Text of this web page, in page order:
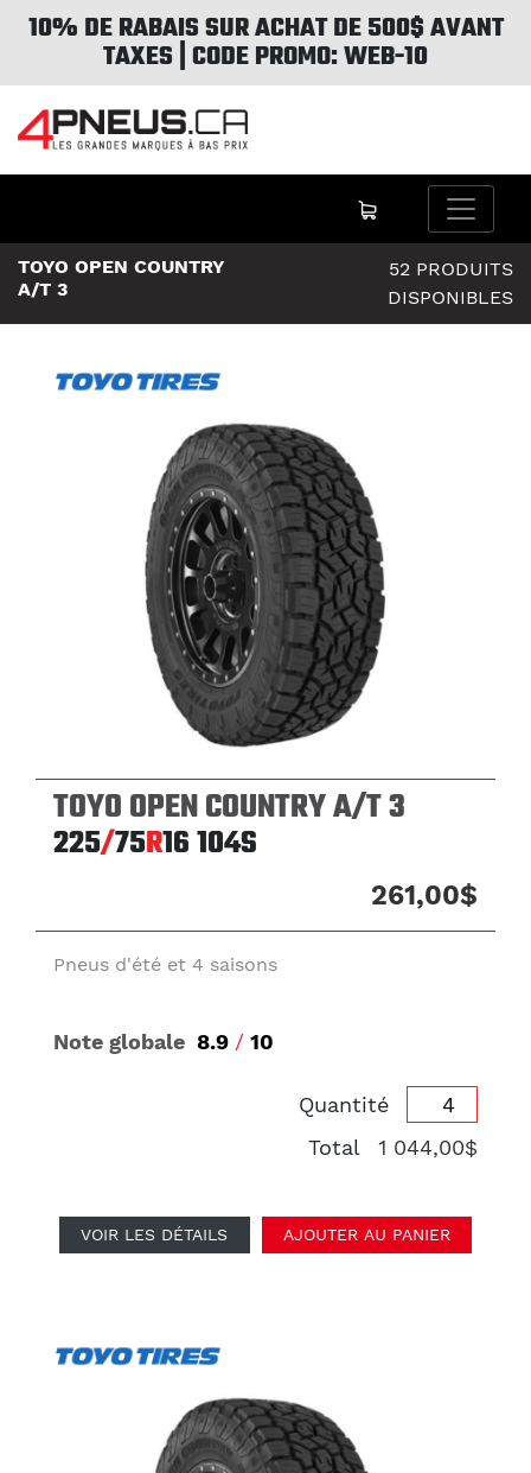
10% DE RABAIS SUR ACHAT DE 500$ AVANT
TAXES | CODE PROMO: WEB-10
TOYO OPEN COUNTRY
A/T 3
52 PRODUITS
DISPONIBLES
TOYO OPEN COUNTRY A/T 3
225/75R16104S
261,00$
Pneus d'été et 4 saisons
Note globale 8.9 / 10
Quantité
Total
1 044,00$
VOIR LES DÉTAILS AJOUTER AU PANIER